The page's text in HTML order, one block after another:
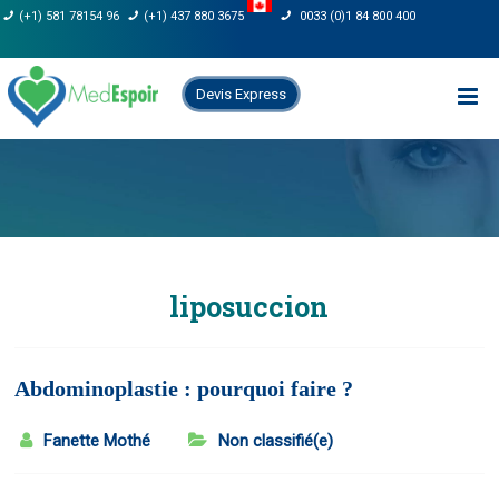
Skip
content
(+1) 581 78154 96 (+1) 437 880 3675 0033 (0)1 84 800 400
Devis Express
liposuccion
Abdominoplastie : pourquoi faire ?
Fanette Mothé Non classifié(e)